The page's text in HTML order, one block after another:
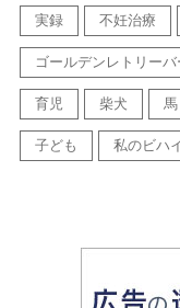
実録 不妊治療
ゴールデンレトリーバ
育児 柴犬 馬
子ども 私のビハ